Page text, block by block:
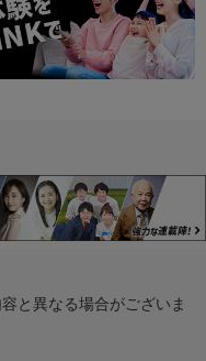
と異なる場合がございま